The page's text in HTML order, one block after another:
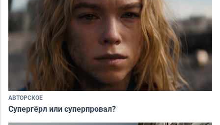
АВТОРСКОЕ
Супергёрл или суперпровал?